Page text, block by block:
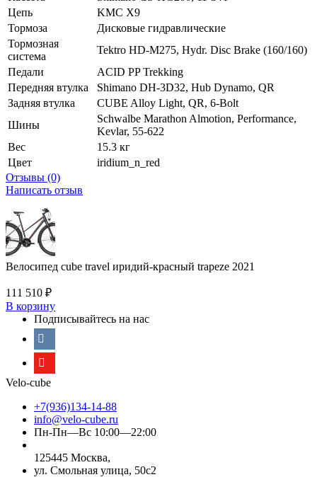
Цепь
KMC X9
Тормоза
Дисковые гидравлические
Тормозная
система
Tektro HD-M275, Hydr. Disc Brake (160/160)
Педали
ACID PP Trekking
Передняя втулка
Shimano DH-3D32, Hub Dynamo, QR
Задняя втулка
CUBE Alloy Light, QR, 6-Bolt
Шины
Schwalbe Marathon Almotion, Performance,
Kevlar, 55-622
Вес
15.3 кг
Цвет
iridium_n_red
Отзывы (0)
Написать отзыв
Велосипед cube travel иридий-красный trapeze 2021
111 510 ₽
В корзину
Подписывайтесь на нас
Velo-cube
+7(936)134-14-88
info@velo-cube.ru
Пн-Пн—Вс 10:00—22:00
125445 Москва,
ул. Смольная улица, 50с2